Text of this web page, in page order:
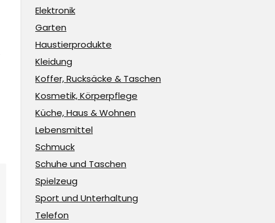
Elektronik
Garten
Haustierprodukte
Kleidung
Koffer, Rucksäcke & Taschen
Kosmetik, Körperpflege
Küche, Haus & Wohnen
Lebensmittel
Schmuck
Schuhe und Taschen
Spielzeug
Sport und Unterhaltung
Telefon